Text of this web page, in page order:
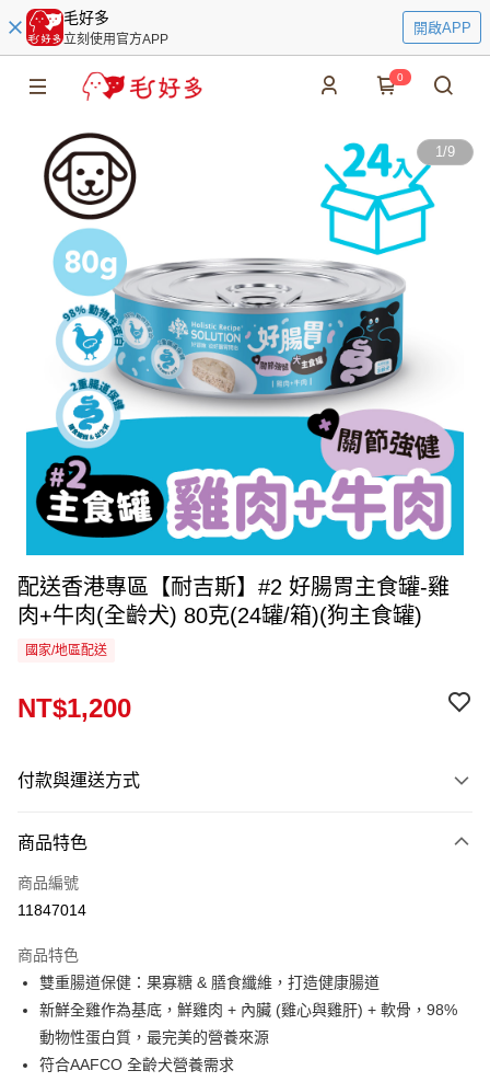
毛好多
立刻使用官方APP
開啟APP
0
1/9
配送香港專區【耐吉斯】#2 好腸胃主食罐-雞
肉+牛肉(全齡犬) 80克(24罐/箱)(狗主食罐)
國家/地區配送
NT$1,200
付款與運送方式
信用卡一次付款
運送方式
香港專區
商品特色
商品編號
11847014
商品特色
雙重腸道保健：果寡糖 & 膳食纖維，打造健康腸道
新鮮全雞作為基底，鮮雞肉 + 內臟 (雞心與雞肝) + 軟骨，98%
動物性蛋白質，最完美的營養來源
符合AAFCO 全齡犬營養需求